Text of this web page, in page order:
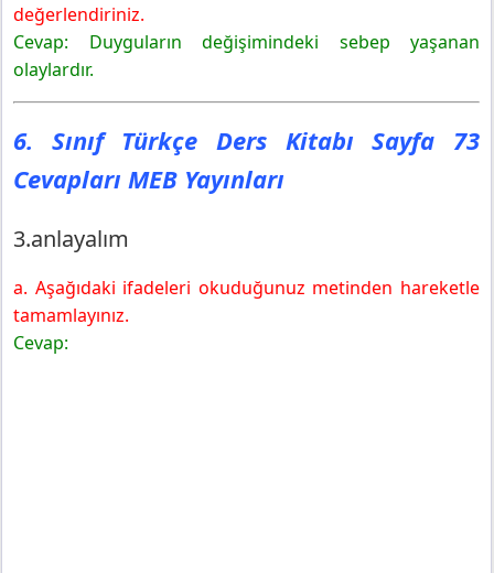
değerlendiriniz.
Cevap: Duyguların değişimindeki sebep yaşanan
olaylardır.
6. Sınıf Türkçe Ders Kitabı Sayfa 73
Cevapları MEB Yayınları
3.anlayalım
a. Aşağıdaki ifadeleri okuduğunuz metinden hareketle
tamamlayınız.
Cevap: